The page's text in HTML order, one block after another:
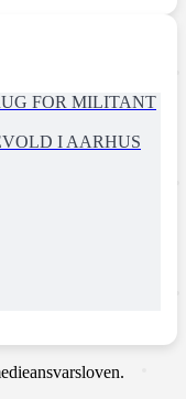
FOR MILITANT
I AARHUS